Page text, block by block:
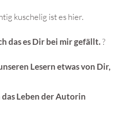
kuschelig ist es hier.
das es Dir bei mir gefällt.?
Lesern etwas von Dir,
Leben der Autorin